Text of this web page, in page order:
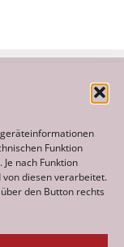
Funktion
nach Funktion
diesen verarbeitet.
den Button rechts